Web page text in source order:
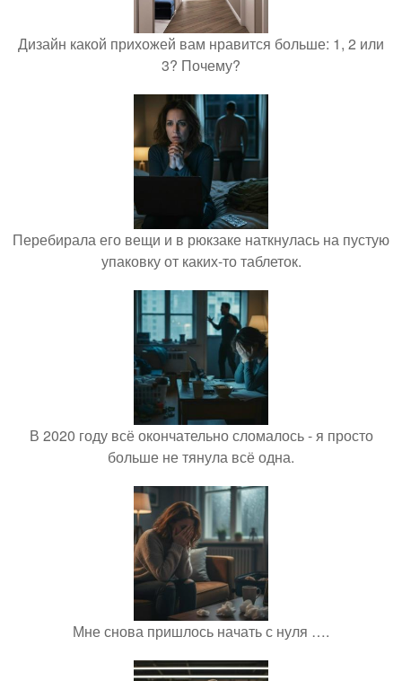
Дизайн какой прихожей вам нравится больше: 1, 2 или
3? Почему?
Перебирала его вещи и в рюкзаке наткнулась на пустую
упаковку от каких-то таблеток.
В 2020 году всё окончательно сломалось - я просто
больше не тянула всё одна.
Мне снова пришлось начать с нуля ….